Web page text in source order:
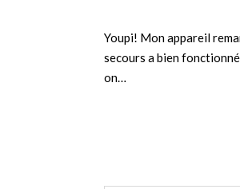
Youpi! Mon appareil
secours a bien
on…